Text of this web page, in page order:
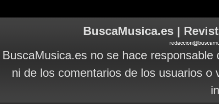
BuscaMusica.es |
BuscaMusica.es no se hace
ni de los comentarios de los usuarios